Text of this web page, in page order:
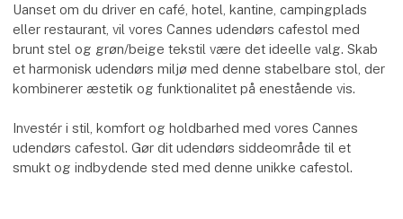
Uanset om du driver en café, hotel, kantine, campingplads
eller restaurant, vil vores Cannes udendørs cafestol med
brunt stel og grøn/beige tekstil være det ideelle valg. Skab
et harmonisk udendørs miljø med denne stabelbare stol, der
kombinerer æstetik og funktionalitet på enestående vis.
Investér i stil, komfort og holdbarhed med vores Cannes
udendørs cafestol. Gør dit udendørs siddeområde til et
smukt og indbydende sted med denne unikke cafestol.